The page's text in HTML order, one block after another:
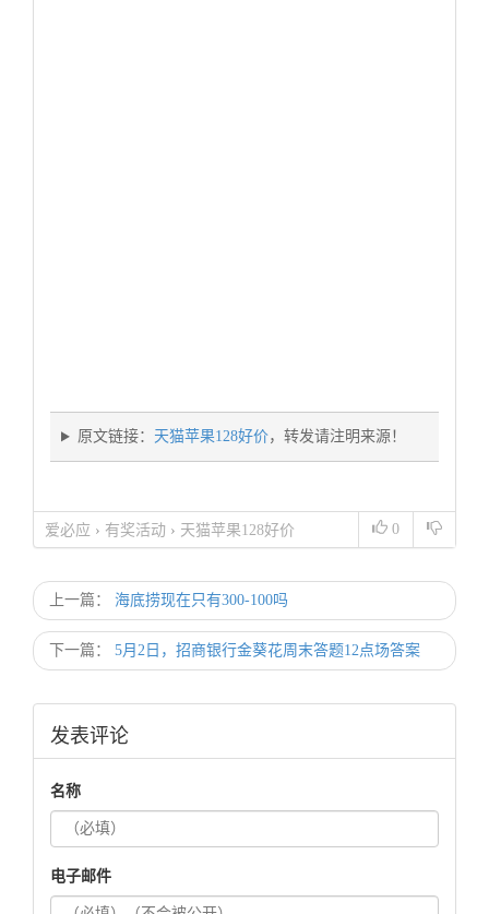
原文链接： 天猫苹果128好价，转发请注明来源！
0
爱必应 › 有奖活动 › 天猫苹果128好价
上一篇： 海底捞现在只有300-100吗
下一篇： 5月2日，招商银行金葵花周末答题12点场答案
发表评论
名称
电子邮件